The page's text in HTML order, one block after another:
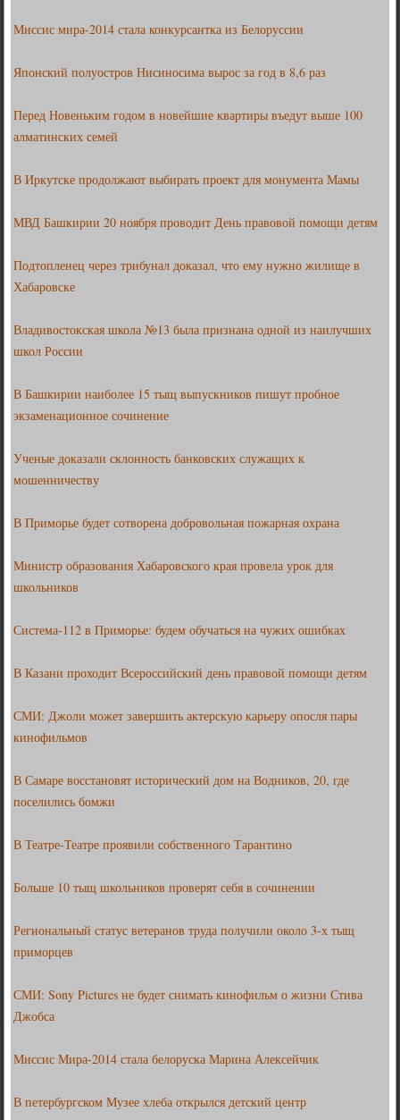
Миссис мира-2014 стала конкурсантка из Белоруссии
Японский полуостров Нисиносима вырос за год в 8,6 раз
Перед Новеньким годом в новейшие квартиры въедут выше 100
алматинских семей
В Иркутске продолжают выбирать проект для монумента Мамы
МВД Башкирии 20 ноября проводит День правовой помощи детям
Подтопленец через трибунал доказал, что ему нужно жилище в
Хабаровске
Владивостокская школа №13 была признана одной из наилучших
школ России
В Башкирии наиболее 15 тыщ выпускников пишут пробное
экзаменационное сочинение
Ученые доказали склонность банковских служащих к
мошенничеству
В Приморье будет сотворена добровольная пожарная охрана
Министр образования Хабаровского края провела урок для
школьников
Система-112 в Приморье: будем обучаться на чужих ошибках
В Казани проходит Всероссийский день правовой помощи детям
СМИ: Джоли может завершить актерскую карьеру опосля пары
кинофильмов
В Самаре восстановят исторический дом на Водников, 20, где
поселились бомжи
В Театре-Театре проявили собственного Тарантино
Больше 10 тыщ школьников проверят себя в сочинении
Региональный статус ветеранов труда получили около 3-х тыщ
приморцев
СМИ: Sony Pictures не будет снимать кинофильм о жизни Стива
Джобса
Миссис Мира-2014 стала белоруска Марина Алексейчик
В петербургском Музее хлеба открылся детский центр